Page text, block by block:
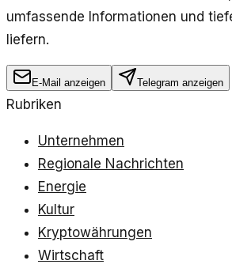
umfassende Informationen und
liefern.
E-Mail anzeigen Telegram anzeigen
Rubriken
Unternehmen
Regionale Nachrichten
Energie
Kultur
Kryptowährungen
Wirtschaft